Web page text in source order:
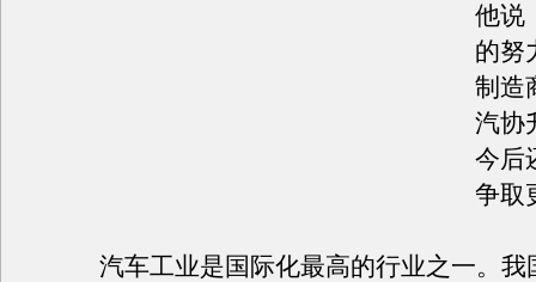
他说
的努
制造
汽协
今后
争取
汽车工业是国际化最高的行业之一。我